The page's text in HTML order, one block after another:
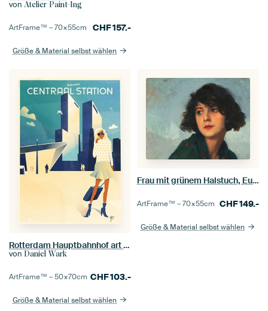
von Atelier Paint-Ing
ArtFrame™ –70×55cm CHF157.-
Größe & Material selbst wählen
Rotterdam Hauptbahnhof art deco illustration
von Daniel Wark
ArtFrame™ –50×70cm CHF103.-
Größe & Material selbst wählen
Frau mit grünem Halstuch, Eugène Cyprien Boulet (Ausschnitt)
ArtFrame™ –70×55cm CHF149.-
Größe & Material selbst wählen